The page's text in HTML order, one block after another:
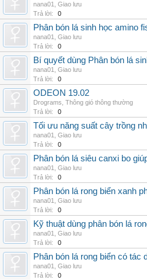
nana01
Giao lưu
Trả lời:
0
Phân bón lá sinh học amino
nana01
Giao lưu
Trả lời:
0
Bí quyết dùng Phân bón lá
nana01
Giao lưu
Trả lời:
0
ODEON 19.02
Drograms Thông gió thông thường
Trả lời:
0
Tối ưu năng suất cây trồng
nana01
Giao lưu
Trả lời:
0
Phân bón lá siêu canxi bo
nana01
Giao lưu
Trả lời:
0
Phân bón lá rong biển xanh
nana01
Giao lưu
Trả lời:
0
Kỹ thuật dùng phân bón lá
nana01
Giao lưu
Trả lời:
0
Phân bón lá rong biển có tác
nana01
Giao lưu
Trả lời:
0